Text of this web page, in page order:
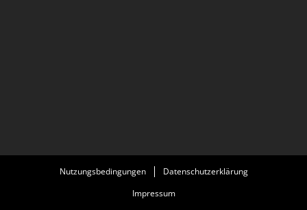
Nutzungsbedingungen
Datenschutzerklärung
Impressum